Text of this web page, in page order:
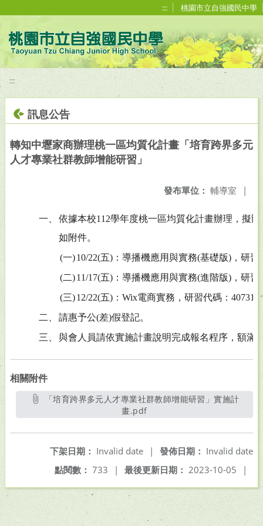
::: 桃園市立自強國民中學
:::
訊息公告
轉知中壢家商辦理桃一區均質化計畫「培育跨界多元
人才專業社群教師增能研習」
發布單位： 輔導室 |
一、
依據本校112學年度桃一區均質化計畫辦理，擬
如附件。
(一)10/22(五)：導播機應用與實務(基礎版)，研習
(二)11/17(五)：導播機應用與實務(進階版)，研習
(三)12/22(五)：Wix電商實務，研習代碼：
二、
請惠予公(差)假登記。
三、
與會人員請依實施計畫說明完成報名程序，額滿
相關附件
畫.pdf另開新視窗
發佈日期： Invalid date
下架日期： Invalid date
|
最後更新日期： 2023-10-05 |
點閱數： 733 |